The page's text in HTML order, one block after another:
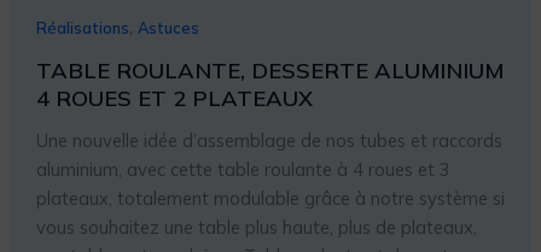
Réalisations, Astuces
TABLE ROULANTE, DESSERTE ALUMINIUM
4 ROUES ET 2 PLATEAUX
Une nouvelle idée d’assemblage de nos tubes et raccords
aluminium, avec cette table roulante à 4 roues et 3
plateaux, totalement modulable grâce à notre système si
vous souhaitez une table plus haute, plus de plateaux,